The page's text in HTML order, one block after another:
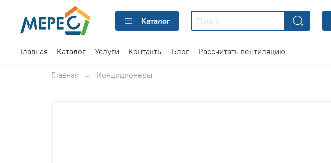
Каталог
Главная Каталог Услуги Контакты Блог Рассчитать вентиляцию
Главная Кондиционеры